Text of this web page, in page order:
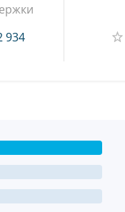
934